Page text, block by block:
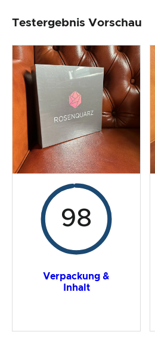
Produktverarbeitung &
Der Praxistest
Preis-/ Leistungsverhältnis
Gesamtergebnis
Testergebnis Vorschau
98
Verpackung &
Inhalt